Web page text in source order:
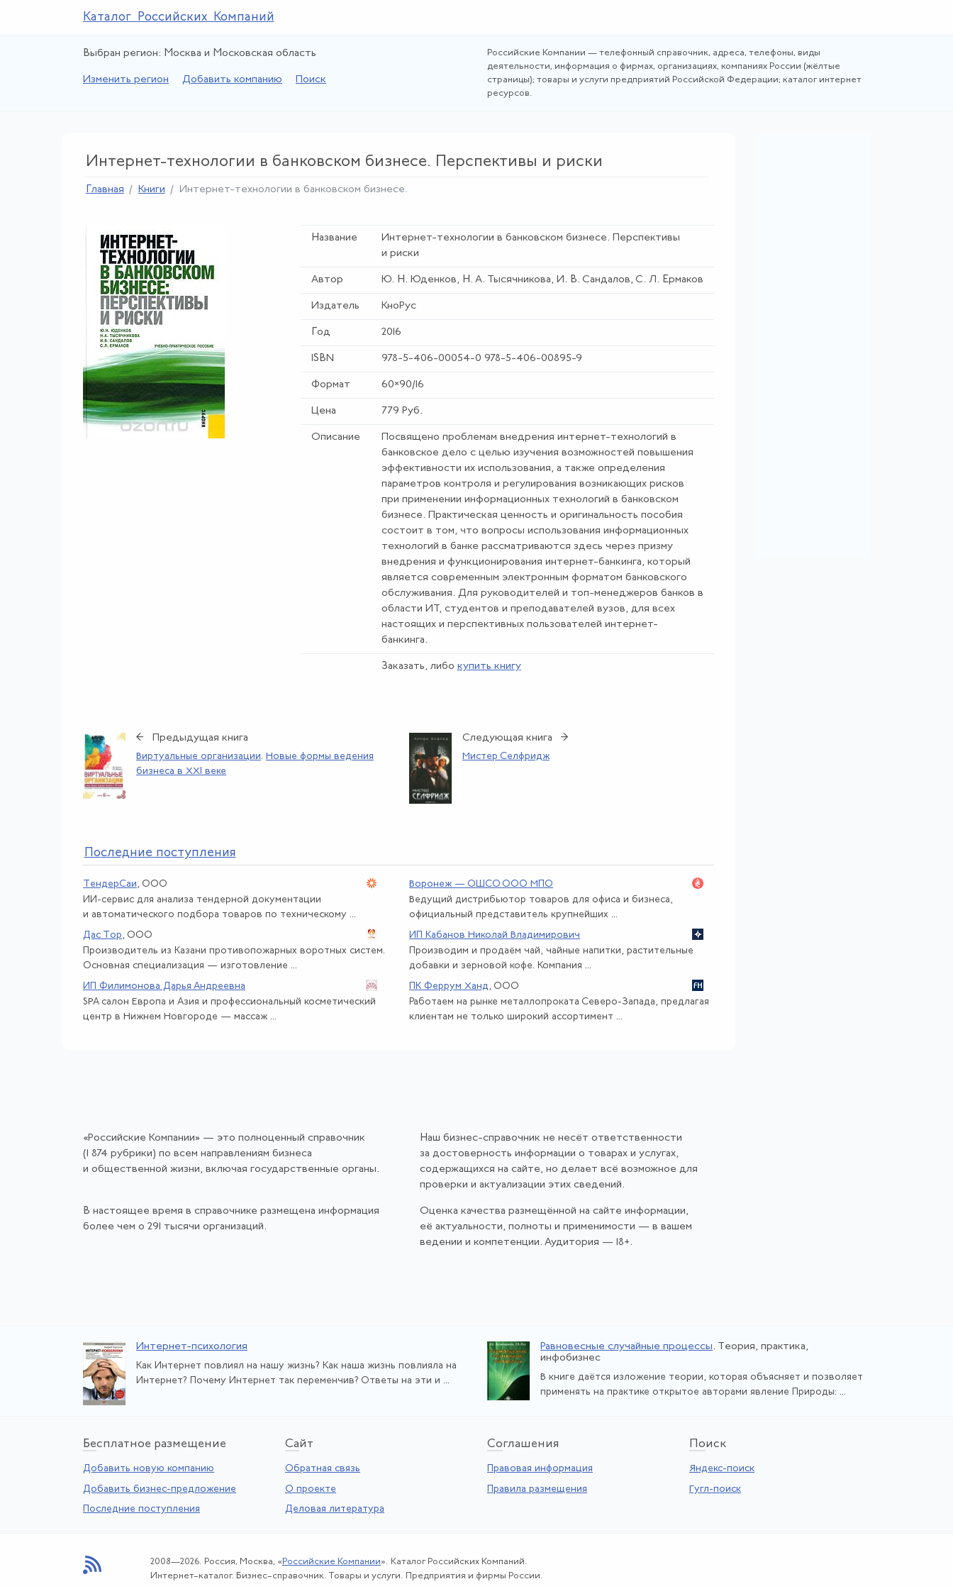
Каталог Российских Компаний
Выбран регион: Москва и Московская область
Изменить регион Добавить компанию Поиск
Российские Компании — телефонный справочник, адреса, телефоны, виды
деятельности, информация о фирмах, организациях, компаниях России (жёлтые
страницы); товары и услуги предприятий Российской Федерации; каталог интернет
ресурсов.
Интернет-технологии в банковском бизнесе. Перспективы и риски
Главная Книги Интернет-технологии в банковском бизнесе.
Название Интернет-технологии в банковском бизнесе. Перспективы
и риски
Автор Ю. Н. Юденков, Н. А. Тысячникова, И. В. Сандалов, С. Л. Ермаков
Издатель КноРус
Год 2016
ISBN 978-5-406-00054-0 978-5-406-00895-9
Формат 60×90/16
Цена 779 Руб.
Описание
Посвящено проблемам внедрения интернет-технологий в
банковское дело с целью изучения возможностей повышения
эффективности их использования, а также определения
параметров контроля и регулирования возникающих рисков
при применении информационных технологий в банковском
бизнесе. Практическая ценность и оригинальность пособия
состоит в том, что вопросы использования информационных
технологий в банке рассматриваются здесь через призму
внедрения и функционирования интернет-банкинга, который
является современным электронным форматом банковского
обслуживания. Для руководителей и топ-менеджеров банков в
области ИТ, студентов и преподавателей вузов, для всех
настоящих и перспективных пользователей интернет-
банкинга.
Заказать, либо купить книгу
← Предыдущая книга
Виртуальные организации. Новые формы ведения
бизнеса в XXI веке
Следующая книга →
Мистер Селфридж
Последние поступления
ТендерСаи , ООО
ИИ-сервис для анализа тендерной документации
и автоматического подбора товаров по техническому ...
Воронеж — ОШСО ООО МПО
Ведущий дистрибьютор товаров для офиса и бизнеса,
официальный представитель крупнейших ...
Дас Тор , ООО
Производитель из Казани противопожарных воротных систем.
Основная специализация — изготовление ...
ИП Кабанов Николай Владимирович
Производим и продаём чай, чайные напитки, растительные
добавки и зерновой кофе. Компания ...
ИП Филимонова Дарья Андреевна
SPA салон Европа и Азия и профессиональный косметический
центр в Нижнем Новгороде — массаж ...
ПК Феррум Ханд , ООО
Работаем на рынке металлопроката Северо-Запада, предлагая
клиентам не только широкий ассортимент ...
«Российские Компании» — это полноценный справочник
(1 874 рубрики) по всем направлениям бизнеса
и общественной жизни, включая государственные органы.
Наш бизнес-справочник не несёт ответственности
за достоверность информации о товарах и услугах,
содержащихся на сайте, но делает всё возможное для
проверки и актуализации этих сведений.
В настоящее время в справочнике размещена информация
более чем о 291 тысячи организаций.
Оценка качества размещённой на сайте информации,
её актуальности, полноты и применимости — в вашем
ведении и компетенции. Аудитория — 18+.
Интернет-психология
Как Интернет повлиял на нашу жизнь? Как наша жизнь повлияла на
Интернет? Почему Интернет так переменчив? Ответы на эти и ...
Равновесные случайные процессы. Теория, практика,
инфобизнес
В книге даётся изложение теории, которая объясняет и позволяет
применять на практике открытое авторами явление Природы: ...
Бесплатное размещение
Добавить новую компанию
Добавить бизнес-предложение
Последние поступления
Сайт
Обратная связь
О проекте
Деловая литература
Соглашения
Правовая информация
Правила размещения
Поиск
Яндекс-поиск
Гугл-поиск
2008—2026. Россия, Москва, « Российские Компании». Каталог Российских Компаний.
Интернет–каталог. Бизнес–справочник. Товары и услуги. Предприятия и фирмы России.